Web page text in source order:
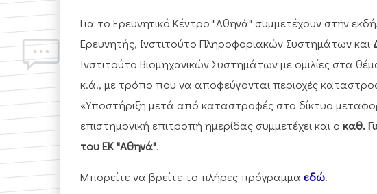
Για το Ερευνητικό Κέντρο "Αθηνά" συμμετέχουν στην
Ερευνητής, Ινστιτούτο Πληροφοριακών Συστημάτων και
Ινστιτούτο Βιομηχανικών Συστημάτων με ομιλίες στα
κ.ά., με τρόπο που να αποφεύγονται περιοχές
«Υποστήριξη μετά από καταστροφές στο δίκτυο
επιστημονική επιτροπή ημερίδας συμμετέχει και ο καθ.
του ΕΚ "Αθηνά".
Μπορείτε να βρείτε το πλήρες πρόγραμμα εδώ.